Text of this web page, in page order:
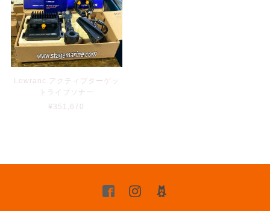
Lowranc アクティブターゲッ
トライブソナー
¥351,670